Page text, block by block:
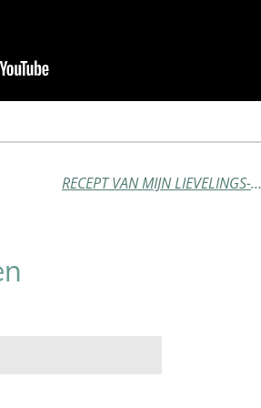
RECEPT VAN MIJN LIEVELINGS-SOEP